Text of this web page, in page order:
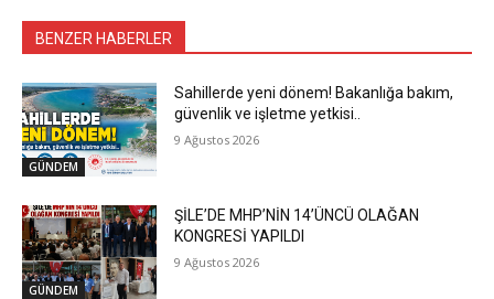
BENZER HABERLER
GÜNDEM
Sahillerde yeni dönem! Bakanlığa bakım,
güvenlik ve işletme yetkisi..
9 Ağustos 2026
GÜNDEM
ŞİLE’DE MHP’NİN 14’ÜNCÜ OLAĞAN
KONGRESİ YAPILDI
9 Ağustos 2026